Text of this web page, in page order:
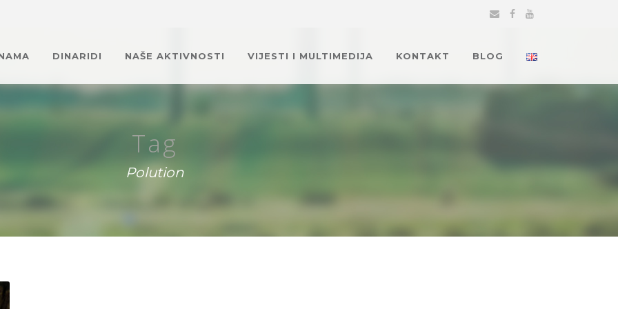
DINARIDI NAŠE AKTIVNOSTI VIJESTI I MULTIMEDIJA KONTAKT BLOG
Tag
Polution